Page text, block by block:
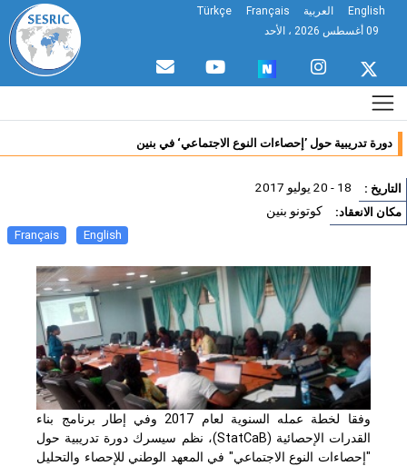
English العربية Français
Türkçe
دورة تدريبية حول ’إحصاءات النوع الاجتماعي‘ في بنين
: 18 - 20 يوليو 2017
الانعقاد: كوتونو بنين
English
Français
وفقا لخطة عمله السنوية لعام 2017 وفي إطار برنامج بناء
القدرات الإحصائية (StatCaB)، نظم سيسرك دورة تدريبية حول
"إحصاءات النوع الاجتماعي" في المعهد الوطني للإحصاء والتحليل